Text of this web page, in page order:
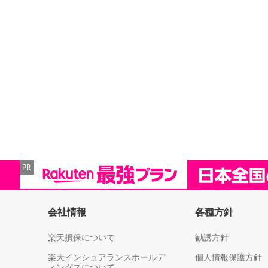
会社情報
楽天損保について
楽天インシュアランスホールデ
各種方針
勧誘方針
個人情報保護方針